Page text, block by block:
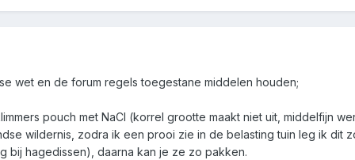
wet en de forum regels toegestane middelen houden;
pouch met NaCl (korrel grootte maakt niet uit, middelfijn
wildernis, zodra ik een prooi zie in de belasting tuin leg ik dit
bij hagedissen), daarna kan je ze zo pakken.